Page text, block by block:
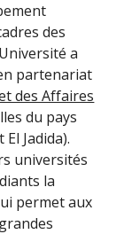
des
a
partenariat
des Affaires
du pays
Jadida).
universités
la
permet aux